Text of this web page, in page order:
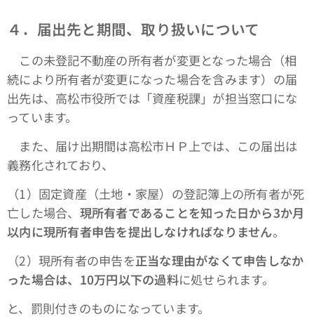
４．届出先と期間、取り扱いについて
この未登記不動産の所有者が変更となった場合（相
続により所有者が変更になった場合を含みます）の届
出先は、高松市役所では「資産税課」が担当窓口にな
っています。
また、届け出期間は高松市ＨＰ上では、この届出は
義務化されており、
（1）固定資産（土地・家屋）の登記簿上の所有者が死
亡した場合、 現所有者であることを知った日から3か月
以内に現所有者申告を提出しなければなりません。
（2）現所有者の申告を正当な理由がなくて申告しなか
った場合は、10万円以下の過料に処せられます。
と、罰則付きのものになっています。